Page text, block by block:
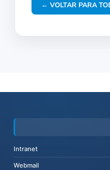
← VOLTAR PARA
Intranet
Webmail